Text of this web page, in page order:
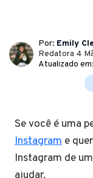
Por: Emily
Redatora 4
Atualizado
Se você é uma
Instagram e
Instagram de